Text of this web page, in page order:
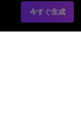
今すぐ生成